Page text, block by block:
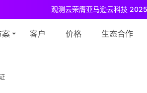
观测云荣膺亚马逊云科技
观测云免费版现已推出！ 专为中小团队与个
案 客户 价格 生态合作